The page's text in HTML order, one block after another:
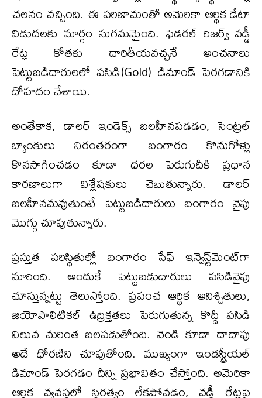
చలనం వచ్చింది. ఈ పరిణామంతో అమెరికా ఆర్థిక డేటా
విడుదలకు మార్గం సుగమమైంది. ఫెడరల్‌ రిజర్వ్‌ వడ్డీ
రేట్ల కోతకు దారితీయవచ్చనే అంచనాలు
పెట్టుబడిదారులలో పసిడి(Gold) డిమాండ్‌ పెరగడానికి
దోహదం చేశాయి.
అంతేకాక, డాలర్‌ ఇండెక్స్‌ బలహీనపడడం, సెంట్రల్‌
బ్యాంకులు నిరంతరంగా బంగారం కొనుగోళ్లు
కొనసాగించడం కూడా ధరల పెరుగుదీకి ప్రధాన
కారణాలుగా విశ్లేషకులు చెబుతున్నారు. డాలర్‌
బలహీనమవుతుంటే పెట్టుబడిదారులు బంగారం వైపు
మొగ్గు చూపుతున్నారు.
ప్రస్తుత పరిస్థితుల్లో బంగారం సేఫ్ ఇన్వెస్ట్‌మెంట్‌గా
మారింది. అందుకే పెట్టుబడుదారులు పసిడివైపు
చూస్తున్నట్టు తెలుస్తోంది. ప్రపంచ ఆర్థిక అనిశ్చితులు,
జియోపాలిటికల్‌ ఉద్రిక్తతలు పెరుగుతున్న కొద్దీ పసిడి
విలువ మరింత బలపడుతోంది. వెండి కూడా దాదాపు
అదే ధోరణిని చూపుతోంది. ముఖ్యంగా ఇండస్ట్రీయల్‌
డిమాండ్‌ పెరగడం దీన్ని ప్రభావితం చేస్తోంది. అమెరికా
ఆర్థిక వ్యవస్థలో స్థిరత్వం లేకపోవడం, వడ్డీ రేట్లపై